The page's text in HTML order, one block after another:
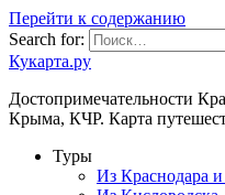
Перейти к содержанию
Search for:
Кукарта.ру
Достопримечательности
Крыма, КЧР. Карта
Туры
Из Краснодара